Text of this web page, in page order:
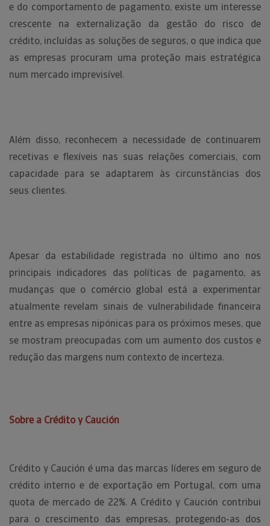
e do comportamento de pagamento, existe um interesse
crescente na externalização da gestão do risco de
crédito, incluídas as soluções de seguros, o que indica que
as empresas procuram uma proteção mais estratégica
num mercado imprevisível.
Além disso, reconhecem a necessidade de continuarem
recetivas e flexíveis nas suas relações comerciais, com
capacidade para se adaptarem às circunstâncias dos
seus clientes.
Apesar da estabilidade registrada no último ano nos
principais indicadores das políticas de pagamento, as
mudanças que o comércio global está a experimentar
atualmente revelam sinais de vulnerabilidade financeira
entre as empresas nipónicas para os próximos meses, que
se mostram preocupadas com um aumento dos custos e
redução das margens num contexto de incerteza.
Sobre a Crédito y Caución
Crédito y Caución é uma das marcas líderes em seguro de
crédito interno e de exportação em Portugal, com uma
quota de mercado de 22%. A Crédito y Caución contribui
para o crescimento das empresas, protegendo-as dos